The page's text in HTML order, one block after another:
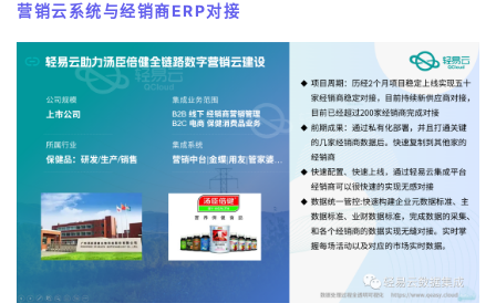
营销云系统与经销商ERP对接